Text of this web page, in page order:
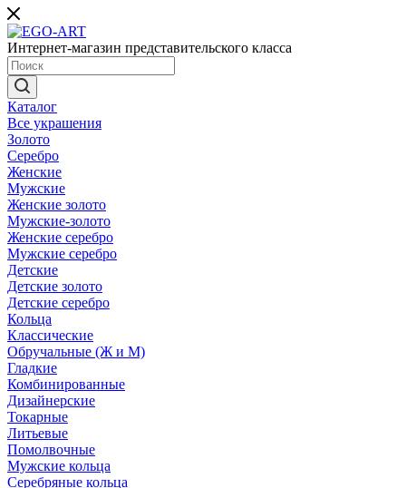
Интернет-магазин представительского класса
Каталог
Все украшения
Золото
Серебро
Женские
Мужские
Женские золото
Мужские-золото
Женские серебро
Мужские серебро
Детские
Детские золото
Детские серебро
Кольца
Классические
Обручальные (Ж и М)
Гладкие
Комбинированные
Дизайнерские
Токарные
Литьевые
Помолвочные
Мужские кольца
Серебряные кольца